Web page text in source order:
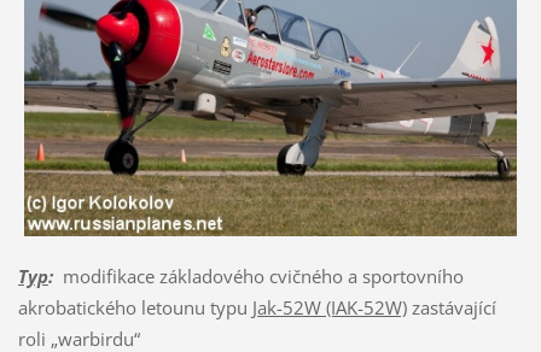
Typ:modifikace základového cvičného a sportovního
akrobatického letounu typu Jak-52W (IAK-52W)zastávající
roli „warbirdu“